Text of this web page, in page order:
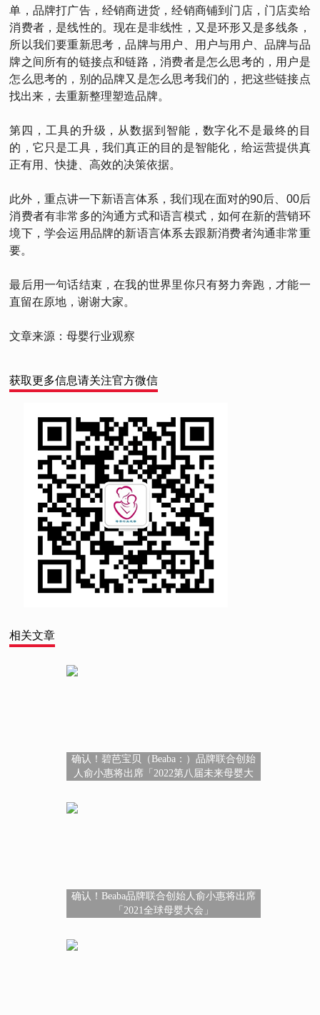
单，品牌打广告，经销商进货，经销商铺到门店，门店卖给
消费者，是线性的。现在是非线性，又是环形又是多线条，
所以我们要重新思考，品牌与用户、用户与用户、品牌与品
牌之间所有的链接点和链路，消费者是怎么思考的，用户是
怎么思考的，别的品牌又是怎么思考我们的，把这些链接点
找出来，去重新整理塑造品牌。
第四，工具的升级，从数据到智能，数字化不是最终的目
的，它只是工具，我们真正的目的是智能化，给运营提供真
正有用、快捷、高效的决策依据。
此外，重点讲一下新语言体系，我们现在面对的90后、00后
消费者有非常多的沟通方式和语言模式，如何在新的营销环
境下，学会运用品牌的新语言体系去跟新消费者沟通非常重
要。
最后用一句话结束，在我的世界里你只有努力奔跑，才能一
直留在原地，谢谢大家。
文章来源：母婴行业观察
获取更多信息请关注官方微信
相关文章
确认！碧芭宝贝（Beaba：）品牌联合创始
人俞小惠将出席「2022第八届未来母婴大
确认！Beaba品牌联合创始人俞小惠将出席
「2021全球母婴大会」